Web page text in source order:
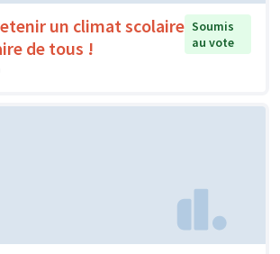
un climat scolaire
de tous !
Soumis
au vote